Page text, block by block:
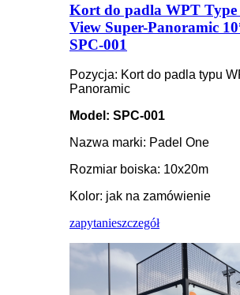
Kort do padla WPT Type
View Super-Panoramic
SPC-001
Pozycja: Kort do padla typu
Panoramic
Model: SPC-001
Nazwa marki: Padel One
Rozmiar boiska: 10x20m
Kolor: jak na zamówienie
zapytanieszczegół